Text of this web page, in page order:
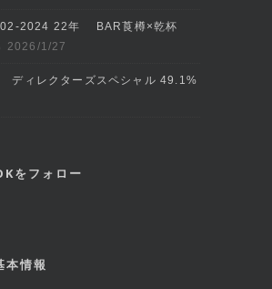
22年 BAR莨樽×乾杯
2026/1/27
ディレクターズスペシャル 49.1%
をフォロー
本情報